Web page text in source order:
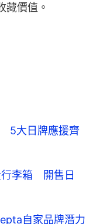
藏價值。
5大日牌應援齊
行李箱 開售日
自家品牌潛力